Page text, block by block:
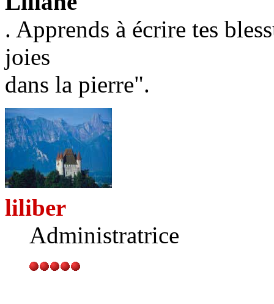
. Apprends à écrire tes
joies
dans la pierre".
liliber
Administratrice